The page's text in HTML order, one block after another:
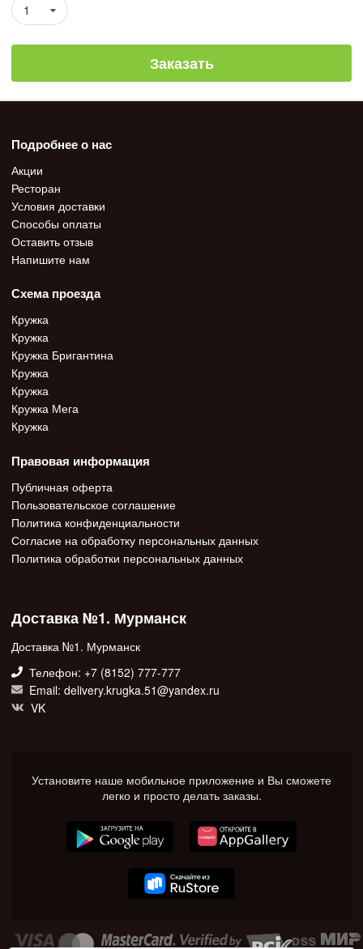
1
Заказать
Подробнее о нас
Акции
Ресторан
Условия доставки
Способы оплаты
Оставить отзыв
Напишите нам
Схема проезда
Кружка
Кружка
Кружка Бригантина
Кружка
Кружка
Кружка Мега
Кружка
Правовая информация
Публичная оферта
Пользовательское соглашение
Политика конфиденциальности
Согласие на обработку персональных данных
Политика обработки персональных данных
Доставка №1. Мурманск
Доставка №1. Мурманск
Телефон: +7 (8152) 777-777
Email: delivery.krugka.51@yandex.ru
VK
Установите наше мобильное приложение и Вы сможете
легко и просто делать заказы.